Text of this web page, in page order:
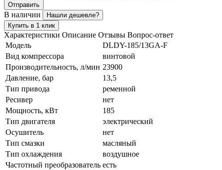
Отправить
В наличии
Нашли дешевле?
Купить в 1 клик
Характеристики Описание Отзывы Вопрос-ответ
Модель
DLDY-185/13GA-F
Вид компрессора
винтовой
Производительность, л/мин 23900
Давление, бар
13,5
Тип привода
ременной
Ресивер
нет
Мощность, кВт
185
Тип двигателя
электрический
Осушитель
нет
Тип смазки
масляный
Тип охлаждения
воздушное
Частотный преобразователь есть